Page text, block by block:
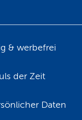
& werbefrei
der Zeit
Daten